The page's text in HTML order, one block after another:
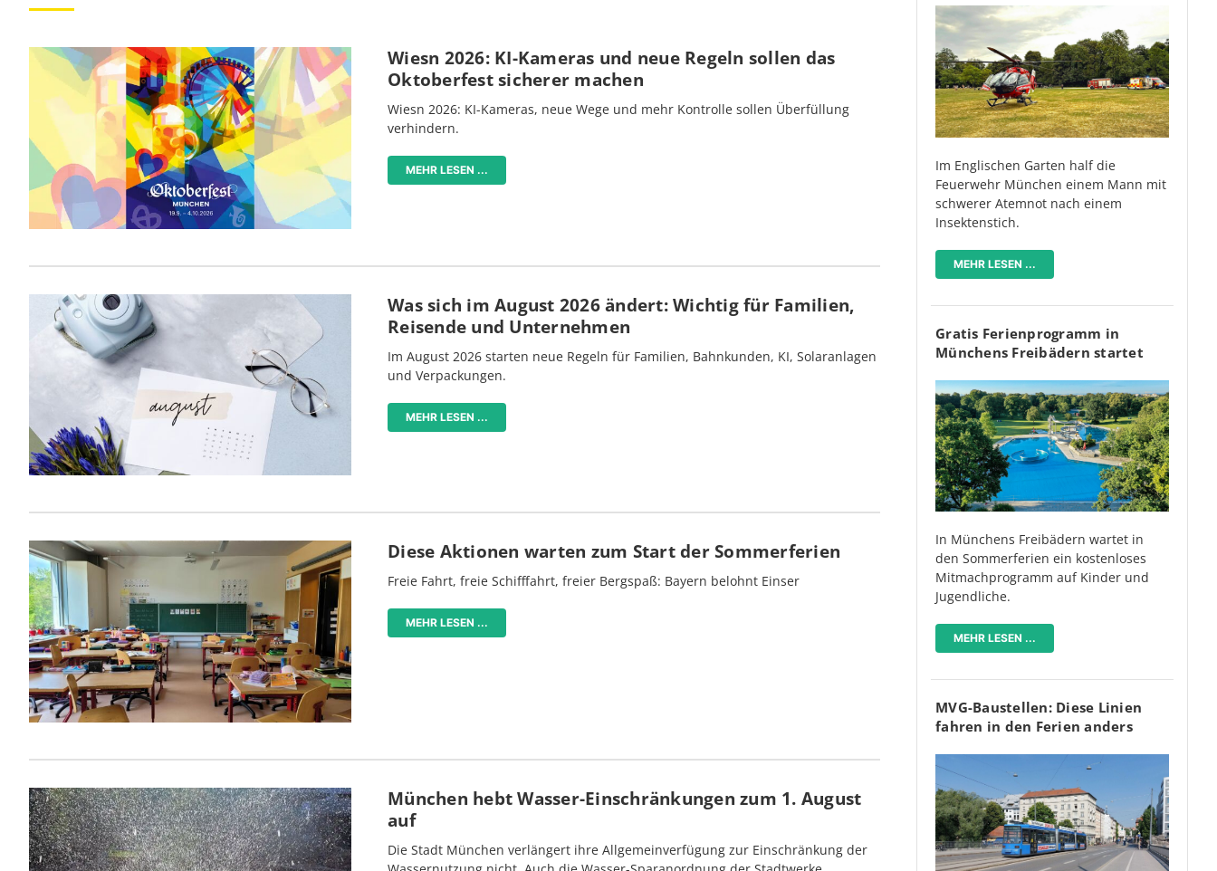
Wiesn 2026: KI-Kameras und neue Regeln sollen das
Oktoberfest sicherer machen
Wiesn 2026: KI-Kameras, neue Wege und mehr Kontrolle sollen Überfüllung
verhindern.
MEHR LESEN ...
Was sich im August 2026 ändert: Wichtig für Familien,
Reisende und Unternehmen
Im August 2026 starten neue Regeln für Familien, Bahnkunden, KI, Solaranlagen
und Verpackungen.
MEHR LESEN ...
Diese Aktionen warten zum Start der Sommerferien
Freie Fahrt, freie Schifffahrt, freier Bergspaß: Bayern belohnt Einser
MEHR LESEN ...
München hebt Wasser-Einschränkungen zum 1. August
auf
Die Stadt München verlängert ihre Allgemeinverfügung zur Einschränkung der
Im Englischen Garten half die
Feuerwehr München einem Mann mit
schwerer Atemnot nach einem
Insektenstich.
MEHR LESEN ...
Gratis Ferienprogramm in
Münchens Freibädern startet
In Münchens Freibädern wartet in
den Sommerferien ein kostenloses
Mitmachprogramm auf Kinder und
Jugendliche.
MEHR LESEN ...
MVG-Baustellen: Diese Linien
fahren in den Ferien anders